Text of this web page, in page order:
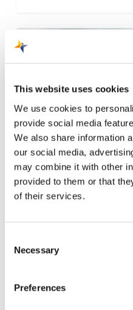
This website uses cookies
We use cookies to
provide social media
We also share information
our social media,
may combine it with other
provided to them or that
of their services.
Selection
Necessary
Preferences
Extensie: